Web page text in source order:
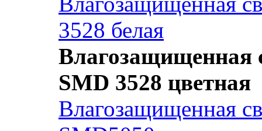
3528 белая
Влагозащищенная
SMD 3528 цветная
Влагозащищенная